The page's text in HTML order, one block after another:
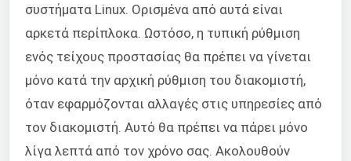
συστήματα Linux. Ορισμένα από αυτά είναι
αρκετά περίπλοκα. Ωστόσο, η τυπική ρύθμιση
ενός τείχους προστασίας θα πρέπει να γίνεται
μόνο κατά την αρχική ρύθμιση του διακομιστή,
όταν εφαρμόζονται αλλαγές στις υπηρεσίες από
τον διακομιστή. Αυτό θα πρέπει να πάρει μόνο
λίγα λεπτά από τον χρόνο σας. Ακολουθούν